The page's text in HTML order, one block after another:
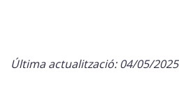
Última actualització: 04/05/2025